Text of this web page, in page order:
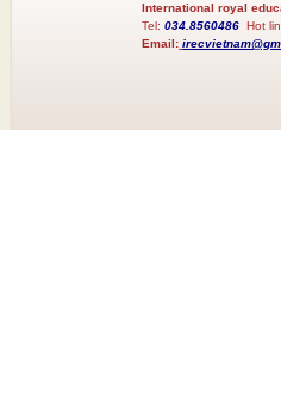
International royal
Tel:034.8560486Hot
Email: